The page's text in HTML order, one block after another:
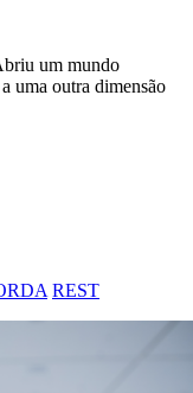
um mundo
uma outra dimensão
REST